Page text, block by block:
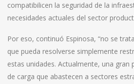
compatibilicen la seguridad de la
necesidades actuales del sector
Por eso, continuó Espinosa, “no se
que pueda resolverse simplemente
estas unidades. Actualmente, una gran
de carga que abastecen a sectores